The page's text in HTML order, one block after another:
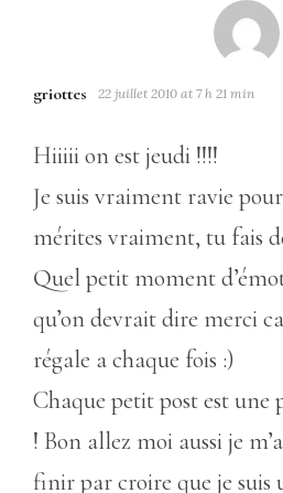
griottes 22 juillet 2010 at 7 h 21 min
Hiiiii on est jeudi !!!!
Je suis vraiment ravie
mérites vraiment, tu fais
Quel petit moment
qu’on devrait dire merci
régale a chaque fois :)
Chaque petit post est une
! Bon allez moi aussi je
finir par croire que je suis